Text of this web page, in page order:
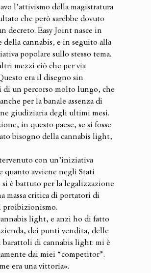
l’attivismo della magistratura
che però sarebbe dovuto
decreto. Easy Joint nasce in
cannabis, e in seguito alla
popolare sullo stesso tema.
mezzi ciò che per via
era il disegno sin
di un percorso molto lungo, che
per la banale assenza di
giudiziaria degli ultimi mesi.
in questo paese, se si fosse
bisogno della cannabis light,
con un’iniziativa
quanto avviene negli Stati
è battuto per la legalizzazione
massa critica di portatori di
proibizionismo.
light, e anzi ho di fatto
dei punti vendita, delle
di cannabis light: mi è
dai miei “competitor”.
era una vittoria».